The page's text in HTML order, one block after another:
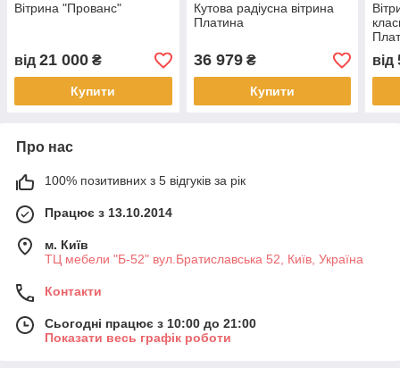
Вітрина "Прованс"
від 21 000 ₴
Купити
Кутова радіусна вітрина
Платина
36 979₴
Купити
від
Про нас
100% позитивних з 5 відгуків за рік
Працює з 13.10.2014
м. Київ
ТЦ мебели "Б-52" вул.Братиславська 52, Київ, Україна
Контакти
Сьогодні працює з 10:00 до 21:00
Показати весь графік роботи